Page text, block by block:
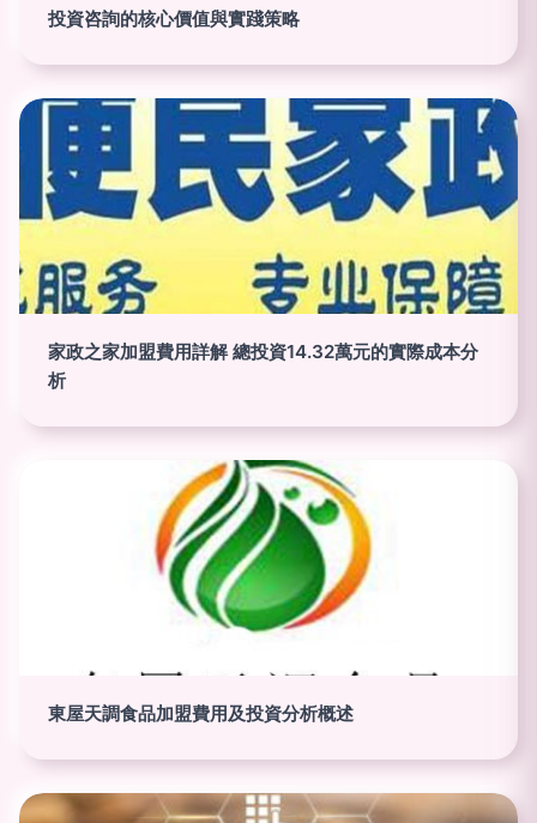
投資咨詢的核心價值與實踐策略
家政之家加盟費用詳解 總投資14.32萬元的實際成本分
析
東屋天調食品加盟費用及投資分析概述